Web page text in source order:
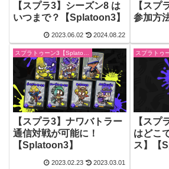
【スプラ3】シーズン8 は
いつまで？【Splatoon3】
2023.06.02 2024.08.22
【スプ
参加方
スプラトゥーン3【Splatoon3】
【スプラ3】ナワバトラー
通信対戦が可能に！
【Splatoon3】
2023.02.23 2023.03.01
【スプ
はどこ
ス】【